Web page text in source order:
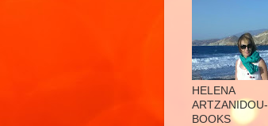
HELENA
ARTZANIDOU-
BOOKS